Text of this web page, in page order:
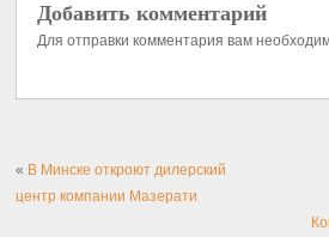
Добавить комментарий
Для отправки комментария вам
« В Минске откроют дилерский
центр компании Мазерати